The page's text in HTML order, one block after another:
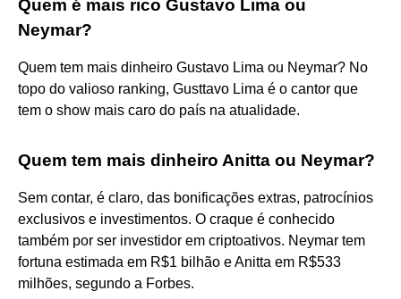
Quem é mais rico Gustavo Lima ou
Neymar?
Quem tem mais dinheiro Gustavo Lima ou Neymar? No
topo do valioso ranking, Gusttavo Lima é o cantor que
tem o show mais caro do país na atualidade.
Quem tem mais dinheiro Anitta ou Neymar?
Sem contar, é claro, das bonificações extras, patrocínios
exclusivos e investimentos. O craque é conhecido
também por ser investidor em criptoativos. Neymar tem
fortuna estimada em R$1 bilhão e Anitta em R$533
milhões, segundo a Forbes.